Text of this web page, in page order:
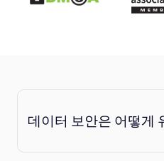
데이터 보안은 어떻게